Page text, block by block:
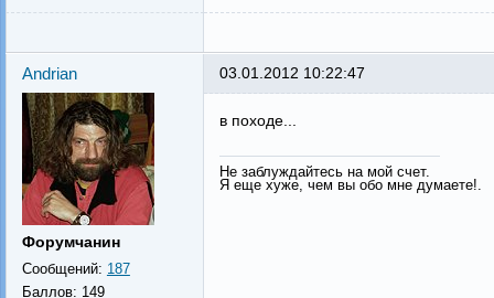
Andrian
Форумчанин
Сообщений: 187
Баллов: 149
03.01.2012 10:22:47
в походе...
Не заблуждайтесь на мой счет.
Я еще хуже, чем вы обо мне думаете!.